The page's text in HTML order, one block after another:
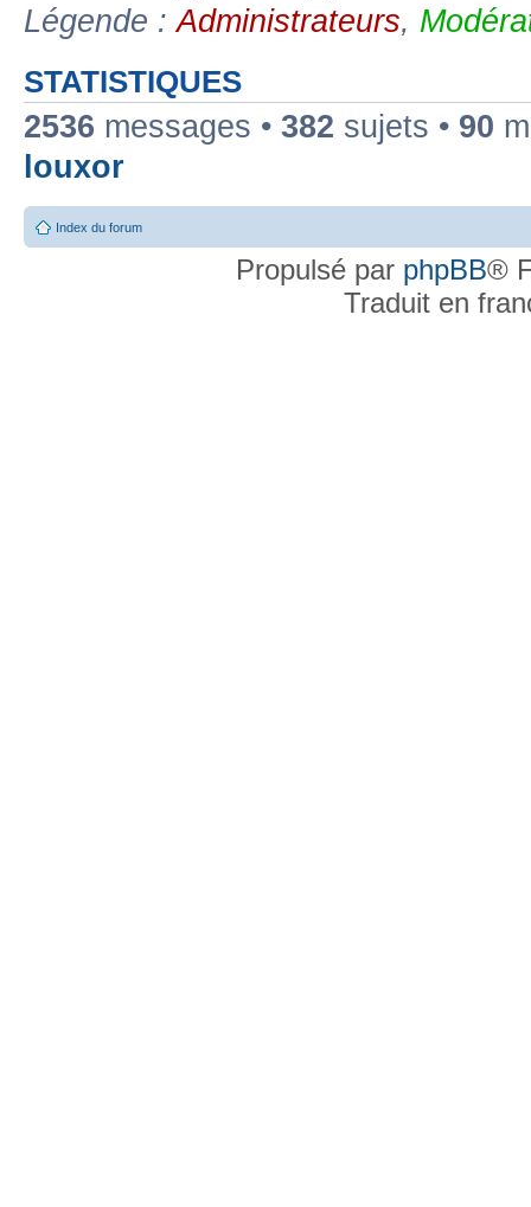
Légende :Administrateurs,
STATISTIQUES
2536 messages • 382 sujets • 90
louxor
Index du forum
Propulsé par phpBB®
Traduit en